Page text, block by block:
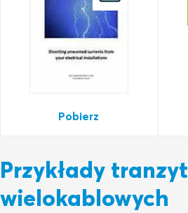
Pobierz
Przykłady
wielokablowych